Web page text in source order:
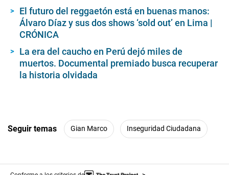
El futuro del reggaetón está en buenas manos:
Álvaro Díaz y sus dos shows ‘sold out’ en Lima |
CRÓNICA
La era del caucho en Perú dejó miles de
muertos. Documental premiado busca recuperar
la historia olvidada
Seguir temas Gian Marco Inseguridad Ciudadana